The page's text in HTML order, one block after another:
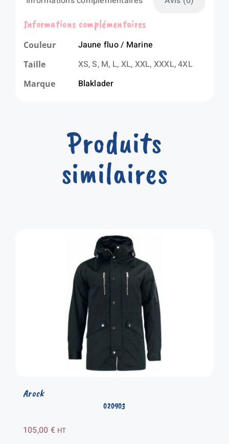
Informations complémentaires
Couleur Jaune fluo / Marine
Taille XS, S, M, L, XL, XXL, XXXL, 4XL
Marque Blaklader
Produits
similaires
020903
Arock
105,00 € HT